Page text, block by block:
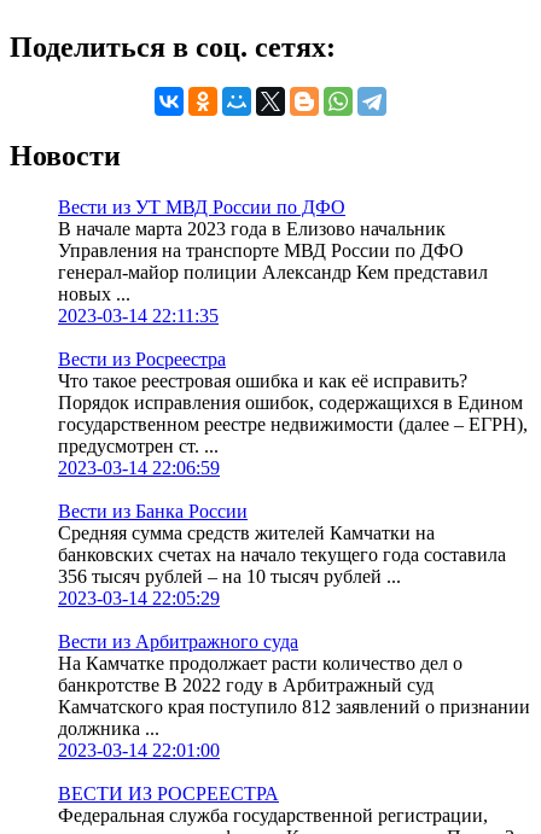
Поделиться в соц. сетях:
Новости
Вести из УТ МВД России по ДФО
В начале марта 2023 года в Елизово начальник
Управления на транспорте МВД России по ДФО
генерал-майор полиции Александр Кем представил
новых ...
2023-03-14 22:11:35
Вести из Росреестра
Что такое реестровая ошибка и как её исправить?
Порядок исправления ошибок, содержащихся в Едином
государственном реестре недвижимости (далее – ЕГРН),
предусмотрен ст. ...
2023-03-14 22:06:59
Вести из Банка России
Средняя сумма средств жителей Камчатки на
банковских счетах на начало текущего года составила
356 тысяч рублей – на 10 тысяч рублей ...
2023-03-14 22:05:29
Вести из Арбитражного суда
На Камчатке продолжает расти количество дел о
банкротстве В 2022 году в Арбитражный суд
Камчатского края поступило 812 заявлений о признании
должника ...
2023-03-14 22:01:00
ВЕСТИ ИЗ РОСРЕЕСТРА
Федеральная служба государственной регистрации,